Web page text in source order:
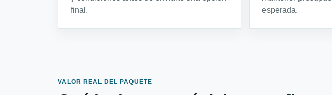
final.
esperada.
VALOR REAL DEL PAQUETE